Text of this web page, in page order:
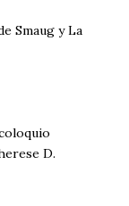
Smaug y La
D.